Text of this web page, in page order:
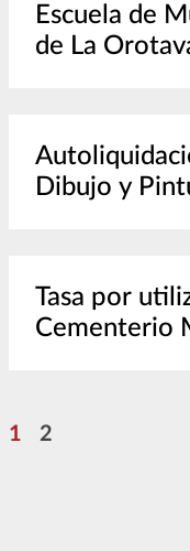
Escuela de
de La
Dibujo y
Tasa por
Cementerio
Pagination
Page
1 Page
2